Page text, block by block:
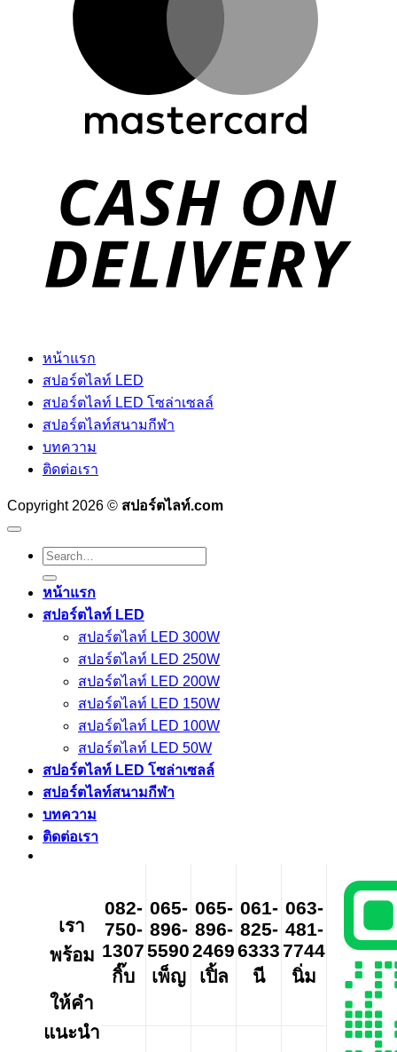
หน้าแรก
สปอร์ตไลท์ LED
สปอร์ตไลท์ LED โซล่าเซลล์
สปอร์ตไลท์สนามกีฬา
บทความ
ติดต่อเรา
Copyright 2026 © สปอร์ตไลท์.com
Search
for:
หน้าแรก
สปอร์ตไลท์ LED
สปอร์ตไลท์ LED 300W
สปอร์ตไลท์ LED 250W
สปอร์ตไลท์ LED 200W
สปอร์ตไลท์ LED 150W
สปอร์ตไลท์ LED 100W
สปอร์ตไลท์ LED 50W
สปอร์ตไลท์ LED โซล่าเซลล์
สปอร์ตไลท์สนามกีฬา
บทความ
ติดต่อเรา
เรา
พร้อม
ให้คำ
แนะนำ
082-
750-
1307
กิ๊บ
065-
896-
5590
เพ็ญ
065-
896-
2469
เปิ้ล
061-
825-
6333
นี
063-
481-
7744
นิ่ม